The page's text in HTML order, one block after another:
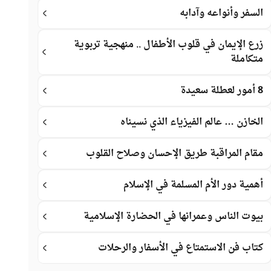
السفر وأنواعه وآدابه
زرع الإيمان في قلوب الأطفال .. منهجية تربوية
متكاملة
8 أمور لعطلة سعيدة
الخازن … عالم الفيزياء الذي نسيناه
مقام المراقبة طريق الإحسان وصلاح القلوب
أهمية دور الأم المسلمة في الإسلام
بيوت الناس وعمرانها في الحضارة الإسلامية
كتاب فن الاستمتاع في الأسفار والرحلات